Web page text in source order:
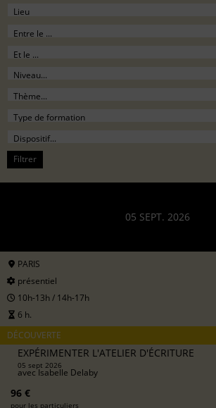
Filtrer
05 SEPT. 2026
PARIS
présentiel
10h-13h / 14h-17h
6 h.
DÉCOUVERTE
EXPÉRIMENTER L'ATELIER D'ÉCRITURE
05 sept 2026
avecIsabelle Delaby
96 €
pour les particuliers